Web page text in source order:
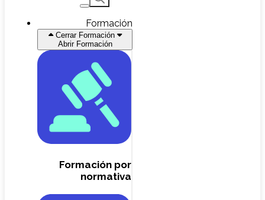
Formación
Cerrar Formación
Abrir Formación
Formación por
normativa